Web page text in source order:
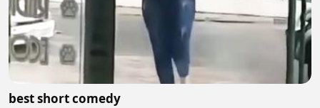
best short comedy